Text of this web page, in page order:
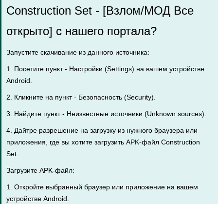
Construction Set - [Взлом/МОД Все
открыто] с нашего портала?
Запустите скачивание из данного источника:
1. Посетите пункт - Настройки (Settings) на вашем устройстве
Android.
2. Кликните на пункт - Безопасность (Security).
3. Найдите пункт - Неизвестные источники (Unknown sources).
4. Дайтре разрешение на загрузку из нужного браузера или
приложения, где вы хотите загрузить APK-файл Construction
Set.
Загрузите APK-файл:
1. Откройте выбранный браузер или приложение на вашем
устройстве Android.